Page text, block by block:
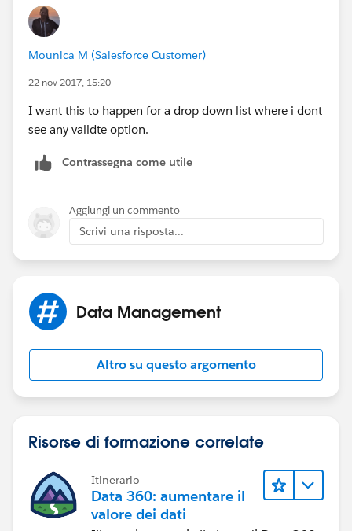
Mounica M (Salesforce Customer)
22 nov 2017, 15:20
I want this to happen for a drop down list where i dont
see any validte option.
Contrassegna come utile
Aggiungi un commento
Scrivi una risposta...
Data Management
Altro su questo argomento
Risorse di formazione correlate
Itinerario
Data 360: aumentare il
valore dei dati